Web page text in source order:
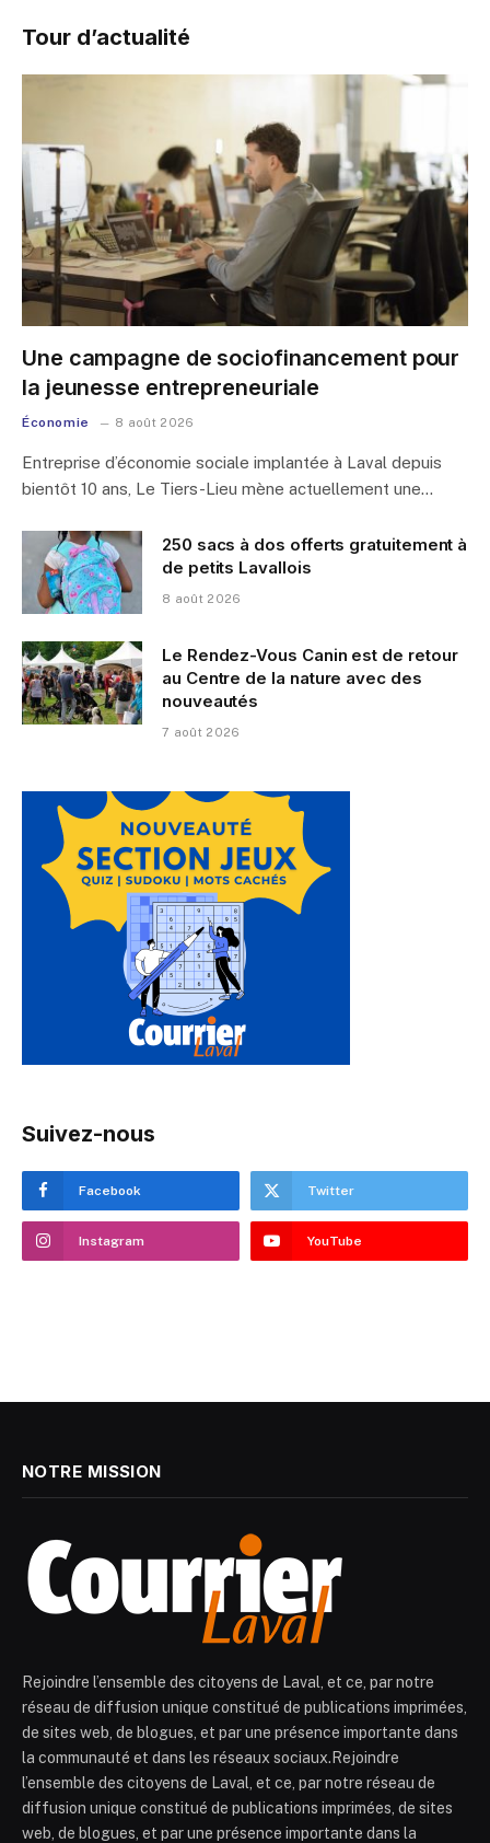
Tour d’actualité
Une campagne de sociofinancement pour
la jeunesse entrepreneuriale
Économie 8 août 2026
Entreprise d’économie sociale implantée à Laval depuis
bientôt 10 ans, Le Tiers-Lieu mène actuellement une…
250 sacs à dos offerts gratuitement à
de petits Lavallois
8 août 2026
Le Rendez-Vous Canin est de retour
au Centre de la nature avec des
nouveautés
7 août 2026
Suivez-nous
Facebook Twitter
Instagram YouTube
NOTRE MISSION
Rejoindre l’ensemble des citoyens de Laval, et ce, par notre
réseau de diffusion unique constitué de publications imprimées,
de sites web, de blogues, et par une présence importante dans
la communauté et dans les réseaux sociaux.Rejoindre
l’ensemble des citoyens de Laval, et ce, par notre réseau de
diffusion unique constitué de publications imprimées, de sites
web, de blogues, et par une présence importante dans la